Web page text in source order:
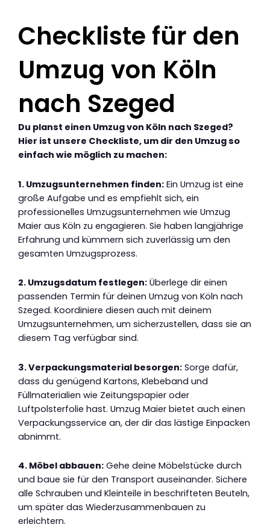
Checkliste für den
Umzug von Köln
nach Szeged
Du planst einen Umzug von Köln nach Szeged?
Hier ist unsere Checkliste, um dir den Umzug so
einfach wie möglich zu machen:
1. Umzugsunternehmen finden: Ein Umzug ist eine
große Aufgabe und es empfiehlt sich, ein
professionelles Umzugsunternehmen wie Umzug
Maier aus Köln zu engagieren. Sie haben langjährige
Erfahrung und kümmern sich zuverlässig um den
gesamten Umzugsprozess.
2. Umzugsdatum festlegen: Überlege dir einen
passenden Termin für deinen Umzug von Köln nach
Szeged. Koordiniere diesen auch mit deinem
Umzugsunternehmen, um sicherzustellen, dass sie an
diesem Tag verfügbar sind.
3. Verpackungsmaterial besorgen: Sorge dafür,
dass du genügend Kartons, Klebeband und
Füllmaterialien wie Zeitungspapier oder
Luftpolsterfolie hast. Umzug Maier bietet auch einen
Verpackungsservice an, der dir das lästige Einpacken
abnimmt.
4. Möbel abbauen: Gehe deine Möbelstücke durch
und baue sie für den Transport auseinander. Sichere
alle Schrauben und Kleinteile in beschrifteten Beuteln,
um später das Wiederzusammenbauen zu
erleichtern.